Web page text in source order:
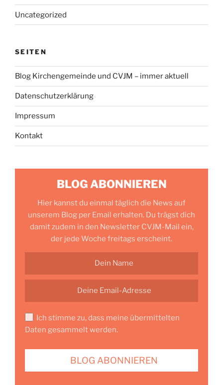
Uncategorized
SEITEN
Blog Kirchengemeinde und CVJM – immer aktuell
Datenschutzerklärung
Impressum
Kontakt
BLOG ABONNIEREN
Hier kannst du einmal täglich die News auf
unserem Blog per Email erhalten. Du trägst dich
damit zudem in den Newsletter CVJM-Mail ein,
der jede Woche freitags erscheint.
Ich stimme zu, dass meine übermittelten
Daten gesammelt werden.